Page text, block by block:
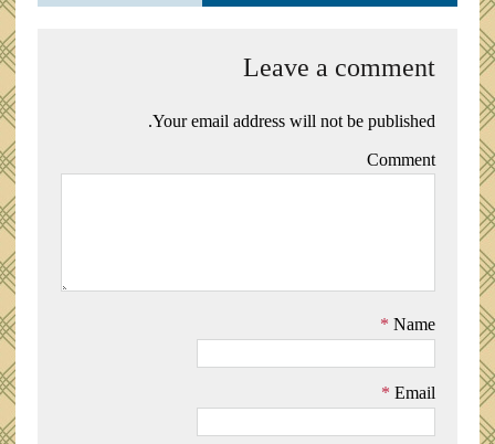
Leave a comment
Your email address will not be published.
Comment
Name
*
Email
*